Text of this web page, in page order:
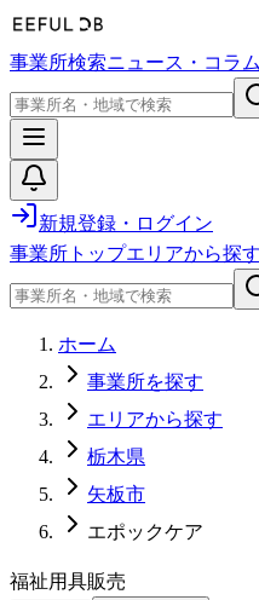
事業所検索ニュース・コラム
新規登録・ログイン
事業所トップエリアから探す
ホーム
事業所を探す
エリアから探す
栃木県
矢板市
エポックケア
福祉用具販売